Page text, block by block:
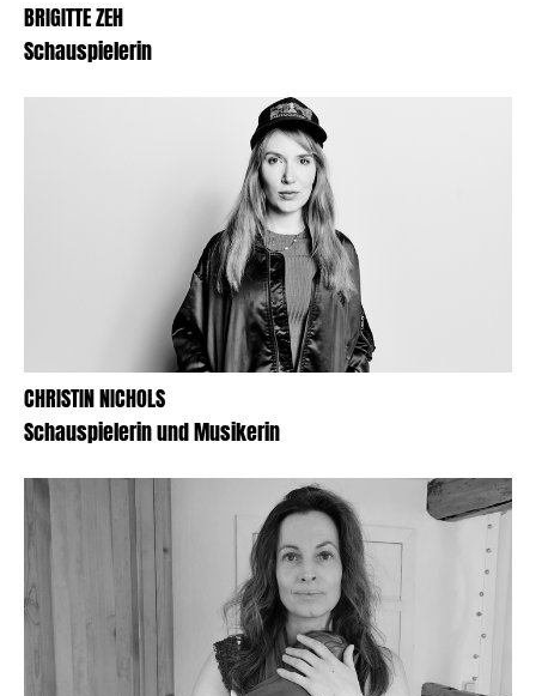
BRIGITTE ZEH
Schauspielerin
CHRISTIN NICHOLS
Schauspielerin und Musikerin